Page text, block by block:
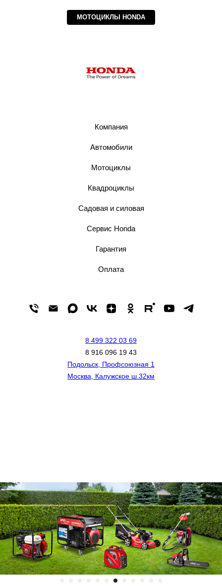
МОТОЦИКЛЫ HONDA
Компания
Автомобили
Мотоциклы
Квадроциклы
Садовая и силовая
Сервис Honda
Гарантия
Оплата
8 499 322 03 69
8 916 096 19 43
Подольск, Профсоюзная 1
Москва, Калужское ш.32км